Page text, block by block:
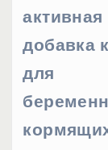
активная
добавка
для